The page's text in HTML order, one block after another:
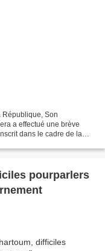
République, Son
a effectué une brève
dans le cadre de la
pourparlers